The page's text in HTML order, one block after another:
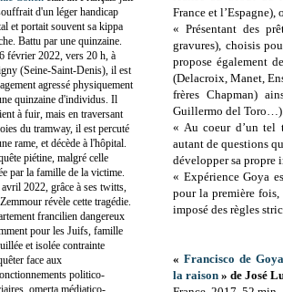
France et l’Espagne),
« Présentant des
gravures), choisis
propose également
(Delacroix, Manet,
frères Chapman)
Guillermo del
« Au coeur d’un tel
autant de questions
développer sa propre
« Expérience Goya
pour la première fois,
imposé des règles
« Francisco de
la raison » de José
d'un léger handicap
et portait souvent sa kippa
Battu par une quinzaine.
février 2022, vers 20 h, à
(Seine-Saint-Denis), il est
agressé physiquement
quinzaine d'individus. Il
à fuir, mais en traversant
du tramway, il est percuté
rame, et décède à l'hôpital.
piétine, malgré celle
par la famille de la victime.
2022, grâce à ses twitts,
révèle cette tragédie.
francilien dangereux
pour les Juifs, famille
et isolée contrainte
face aux
politico-
omerta médiatico-